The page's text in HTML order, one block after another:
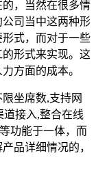
，当然在很多情
司当中这两种形
式，而对于一些
形式来实现。这
方面的成本。
坐席数,支持网
道接入,整合在线
功能于一体，而
品详细情况的，